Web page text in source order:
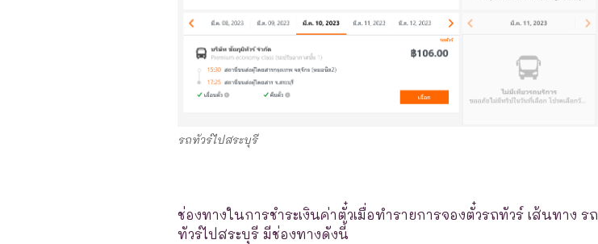
รถทัวร์ไปสระบุรี
ช่องทางในการชำระเงินค่าตั๋วเมื่อทำรายการจองตั๋วรถทัวร์ เส้นทาง รถ
ทัวร์ไปสระบุรี มีช่องทางดังนี้